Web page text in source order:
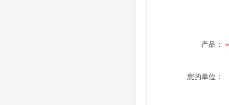
产品：
您的单位：